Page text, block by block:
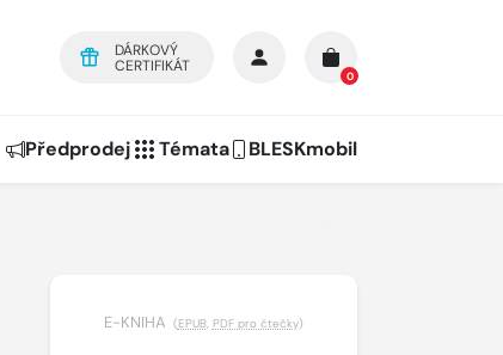
DÁRKOVÝ
CERTIFIKÁT
0
Předprodej Témata BLESKmobil
E-KNIHA (EPUB, PDF pro čtečky)